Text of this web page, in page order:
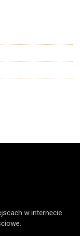
w internecie.